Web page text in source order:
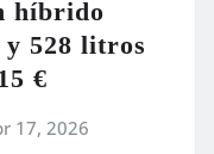
híbrido
y 528 litros
€
17, 2026